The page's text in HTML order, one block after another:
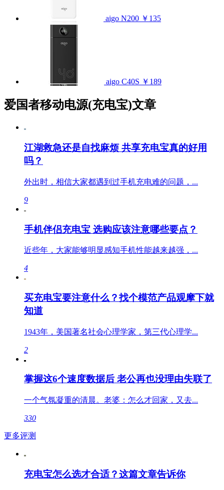
aigo N200 ￥135
aigo C40S ￥189
爱国者移动电源(充电宝)文章
江湖救急还是自找麻烦 共享充电宝真的好用
吗？
外出时，相信大家都遇到过手机充电难的问题，...
9
手机伴侣充电宝 选购应该注意哪些要点？
近些年，大家能够明显感知手机性能越来越强，...
4
买充电宝要注意什么？找个模范产品观摩下就
知道
1943年，美国著名社会心理学家，第三代心理学...
2
掌握这6个速度数据后 老公再也没理由失联了
一个气氛凝重的清晨。老婆：怎么才回家，又去...
330
更多评测
充电宝怎么选才合适？这篇文章告诉你